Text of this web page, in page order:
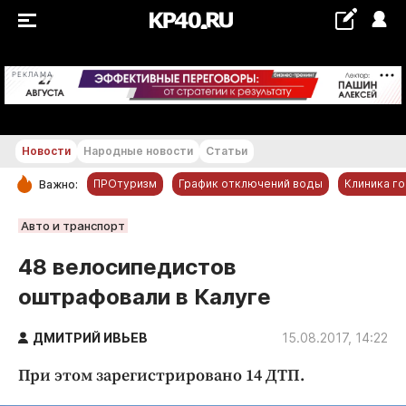
РЕКЛАМА +18...+19 °С
РУБРИКИ
Новости компаний
Статьи
Народные новости
Благоустройство
Новости Народные новости Статьи
Важно: ПРОтуризм График отключений воды Клиника
Авто и транспорт
48 велосипедистов
оштрафовали в Калуге
ДМИТРИЙ ИВЬЕВ 15.08.2017, 14:22
При этом зарегистрировано 14 ДТП.